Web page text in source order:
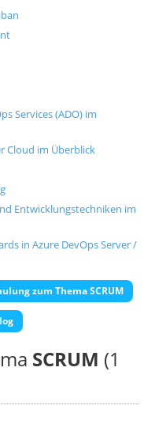
Services (ADO) im
Cloud im Überblick
Entwicklungstechniken im
in Azure DevOps Server /
zum Thema SCRUM
SCRUM (1